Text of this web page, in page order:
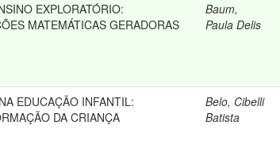
EXPLORATÓRIO:
MATEMÁTICAS GERADORAS
Baum,
Paula Delis
EDUCAÇÃO INFANTIL:
DA CRIANÇA
Belo, Cibelli
Batista